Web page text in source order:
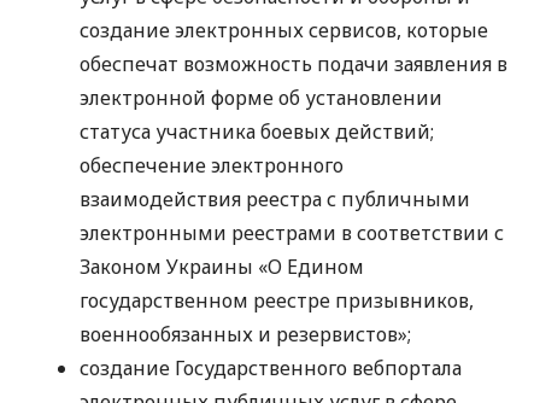
создание электронных сервисов, которые
обеспечат возможность подачи заявления в
электронной форме об установлении
статуса участника боевых действий;
обеспечение электронного
взаимодействия реестра с публичными
электронными реестрами в соответствии с
Законом Украины «О Едином
государственном реестре призывников,
военнообязанных и резервистов»;
создание Государственного вебпортала